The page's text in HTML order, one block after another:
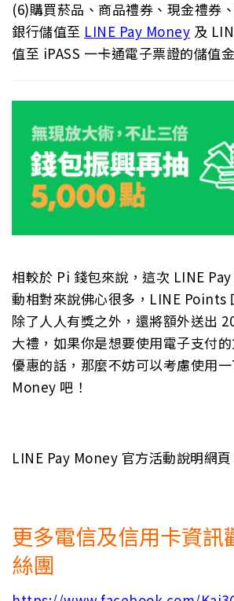
(6)購買菸品、商品禮券、現金禮券
銀行儲值至 LINE Pay Money 及
值至 iPASS 一卡通電子票證的儲值
相較於 Pi 錢包來說，這次 LINE
動相對來說佛心很多，LINE Points
除了人人有獎之外，還將額外送出
大禮，如果你是想要使用電子支付
優惠的話，那麼不妨可以考慮使用
Money 吧！
LINE Pay Money 官方活動說明網頁
更多電信及信用卡資訊
絲團